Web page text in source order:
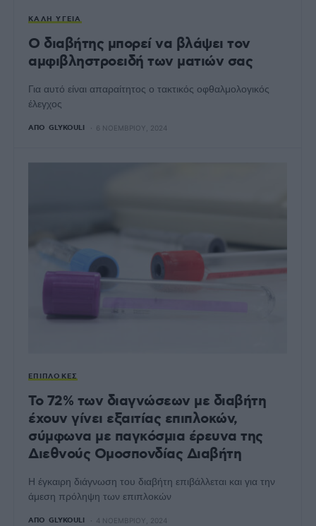
ΚΑΛΉ ΥΓΕΊΑ
Ο διαβήτης μπορεί να βλάψει τον
αμφιβληστροειδή των ματιών σας
Για αυτό είναι απαραίτητος ο τακτικός οφθαλμολογικός
έλεγχος
ΑΠΌ GLYKOULI 6 ΝΟΕΜΒΡΊΟΥ, 2024
ΕΠΙΠΛΟΚΈΣ
Το 72% των διαγνώσεων με διαβήτη
έχουν γίνει εξαιτίας επιπλοκών,
σύμφωνα με παγκόσμια έρευνα της
Διεθνούς Ομοσπονδίας Διαβήτη
Η έγκαιρη διάγνωση του διαβήτη επιβάλλεται και για την
άμεση πρόληψη των επιπλοκών
ΑΠΌ GLYKOULI 4 ΝΟΕΜΒΡΊΟΥ, 2024